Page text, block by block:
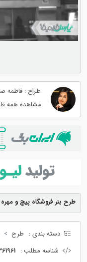
طرح بنر فروشگاه پیچ و مهره
دسته بندی : طرح
شناسه مطلب :
طراح : فاطمه
مشاهده همه